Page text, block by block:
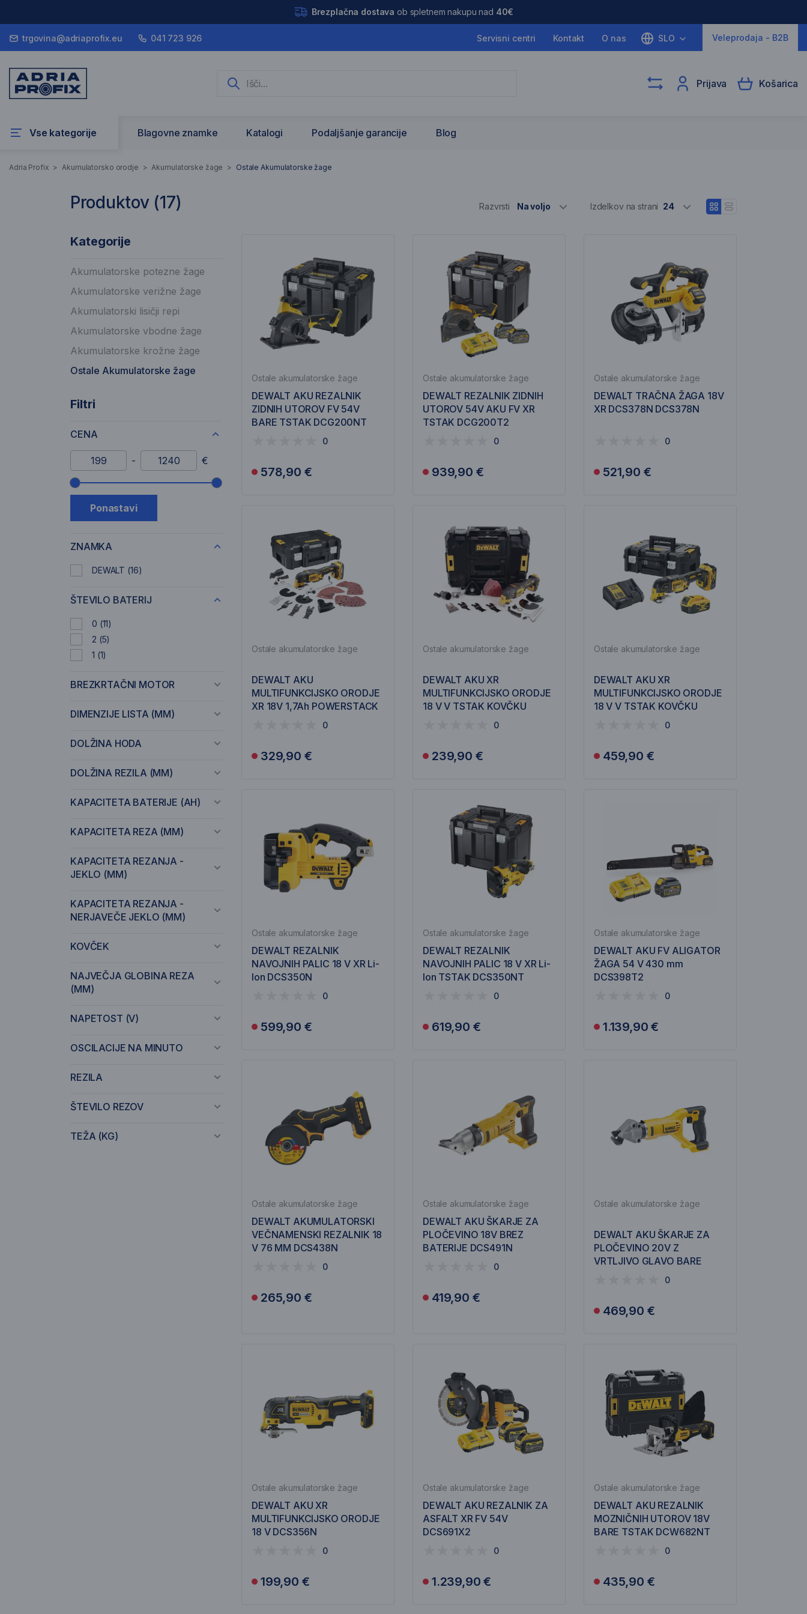
Brezplačna dostava ob spletnem nakupu nad 40€
trgovina@adriaprofix.eu 041 723 926 Servisni centri Kontakt O nas SLO Veleprodaja - B2B
Prijava Košarica
Vse kategorije Blagovne znamke Katalogi Podaljšanje garancije Blog
Ostale Akumulatorske žage
Adria Profix > Akumulatorsko orodje > Akumulatorske žage > Ostale Akumulatorske žage
Produktov (17)
17 Rezultati iskanja
Razvrsti Na voljo Izdelkov na strani 24 Izber različne
Odpri pogled blokov
Odpri vrstični
Kategorije
Akumulatorske potezne žage
Akumulatorske verižne žage
Akumulatorski lisičji repi
Akumulatorske vbodne žage
Akumulatorske krožne žage
Ostale Akumulatorske žage
Filtri
CENA
Minimalni znesek
- Maksimalni znesek
€
Drsnik cenovnega razpona
Ponastavi
ZNAMKA
DEWALT (16)
ŠTEVILO BATERIJ
0 (11)
2 (5)
1 (1)
BREZKRTAČNI MOTOR
DIMENZIJE LISTA (MM)
DOLŽINA HODA
DOLŽINA REZILA (MM)
KAPACITETA BATERIJE (AH)
KAPACITETA REZA (MM)
KAPACITETA REZANJA -
JEKLO (MM)
KAPACITETA REZANJA -
NERJAVEČE JEKLO (MM)
KOVČEK
NAJVEČJA GLOBINA REZA
(MM)
NAPETOST (V)
OSCILACIJE NA MINUTO
REZILA
ŠTEVILO REZOV
TEŽA (KG)
Ostale akumulatorske žage
DEWALT AKU REZALNIK
ZIDNIH UTOROV FV 54V
BARE TSTAK DCG200NT
0
578,90 €
Ostale akumulatorske žage
DEWALT REZALNIK ZIDNIH
UTOROV 54V AKU FV XR
TSTAK DCG200T2
0
939,90 €
Ostale akumulatorske žage
DEWALT TRAČNA ŽAGA 18V
XR DCS378N DCS378N
0
521,90 €
Ostale akumulatorske žage
DEWALT AKU
MULTIFUNKCIJSKO ORODJE
XR 18V 1,7Ah POWERSTACK
0
329,90 €
Ostale akumulatorske žage
DEWALT AKU XR
MULTIFUNKCIJSKO ORODJE
18 V V TSTAK KOVČKU
0
239,90 €
Ostale akumulatorske žage
DEWALT AKU XR
MULTIFUNKCIJSKO ORODJE
18 V V TSTAK KOVČKU
0
459,90 €
Ostale akumulatorske žage
DEWALT REZALNIK
NAVOJNIH PALIC 18 V XR Li-
Ion DCS350N
0
599,90 €
Ostale akumulatorske žage
DEWALT REZALNIK
NAVOJNIH PALIC 18 V XR Li-
Ion TSTAK DCS350NT
0
619,90 €
Ostale akumulatorske žage
DEWALT AKU FV ALIGATOR
ŽAGA 54 V 430 mm
DCS398T2
0
1.139,90 €
Ostale akumulatorske žage
DEWALT AKUMULATORSKI
VEČNAMENSKI REZALNIK 18
V 76 MM DCS438N
0
265,90 €
Ostale akumulatorske žage
DEWALT AKU ŠKARJE ZA
PLOČEVINO 18V BREZ
BATERIJE DCS491N
0
419,90 €
Ostale akumulatorske žage
DEWALT AKU ŠKARJE ZA
PLOČEVINO 20V Z
VRTLJIVO GLAVO BARE
0
469,90 €
Ostale akumulatorske žage
DEWALT AKU XR
MULTIFUNKCIJSKO ORODJE
18 V DCS356N
0
199,90 €
Ostale akumulatorske žage
DEWALT AKU REZALNIK ZA
ASFALT XR FV 54V
DCS691X2
0
1.239,90 €
Ostale akumulatorske žage
DEWALT AKU REZALNIK
MOZNIČNIH UTOROV 18V
BARE TSTAK DCW682NT
0
435,90 €